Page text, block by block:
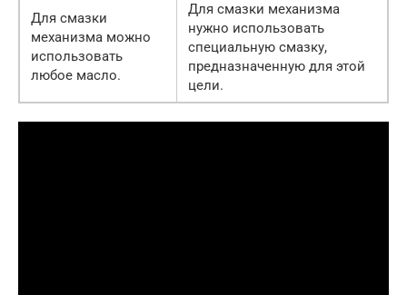
Для смазки
механизма можно
использовать
любое масло.
Для смазки механизма
нужно использовать
специальную смазку,
предназначенную для этой
цели.